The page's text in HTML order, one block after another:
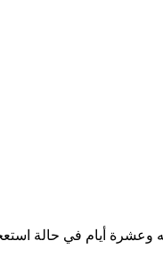
وعشرة أيام في حالة